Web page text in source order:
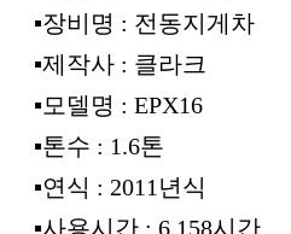
▪︎장비명 : 전동지게차
▪︎제작사 : 클라크
▪︎모델명 : EPX16
▪︎톤수 : 1.6톤
▪︎연식 : 2011년식
▪︎사용시간 : 6,158시간